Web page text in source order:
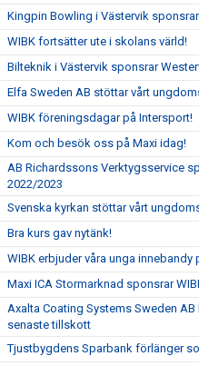
Kingpin Bowling i Västervik
WIBK fortsätter ute i skolans värld!
Bilteknik i Västervik sponsrar
Elfa Sweden AB stöttar vårt
WIBK föreningsdagar på Intersport!
Kom och besök oss på Maxi idag!
AB Richardssons Verktygsservice
2022/2023
Svenska kyrkan stöttar vårt
Bra kurs gav nytänk!
WIBK erbjuder våra unga innebandy
Maxi ICA Stormarknad sponsrar
Axalta Coating Systems Sweden
senaste tillskott
Tjustbygdens Sparbank förlänger